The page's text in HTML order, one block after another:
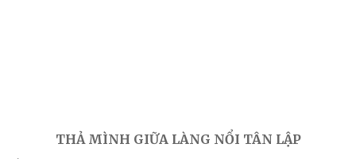
THẢ MÌNH GIỮA LÀNG NỔI TÂN LẬP